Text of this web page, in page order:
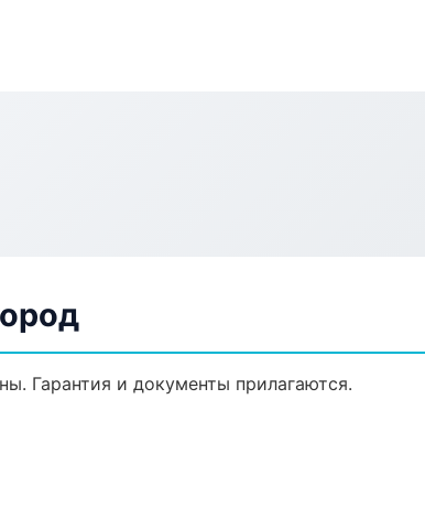
Гарантия и документы прилагаются.